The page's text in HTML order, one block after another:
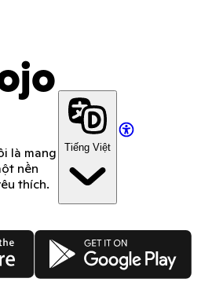
là mang
nền
thích.
Tiếng Việt
Google Play